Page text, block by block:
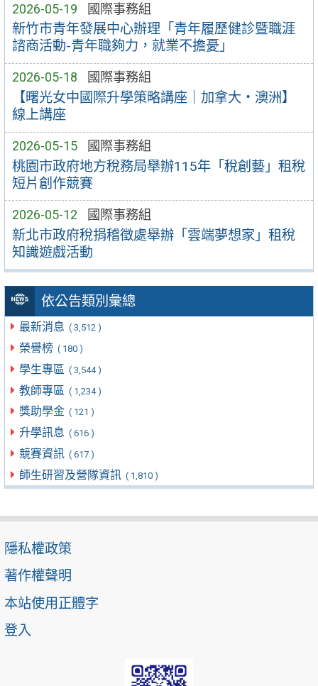
2026-05-19 國際事務組
新竹市青年發展中心辦理「青年履歷健診暨職涯
諮商活動-青年職夠力，就業不擔憂」
2026-05-18 國際事務組
【曙光女中國際升學策略講座｜加拿大・澳洲】
線上講座
2026-05-15 國際事務組
桃園市政府地方稅務局舉辦115年「稅創藝」租稅
短片創作競賽
2026-05-12 國際事務組
新北市政府稅捐稽徵處舉辦「雲端夢想家」租稅
知識遊戲活動
依公告類別彙總
最新消息 ( 3,512 )
榮譽榜 ( 180 )
學生專區 ( 3,544 )
教師專區 ( 1,234 )
獎助學金 ( 121 )
升學訊息 ( 616 )
競賽資訊 ( 617 )
師生研習及營隊資訊 ( 1,810 )
隱私權政策
著作權聲明
本站使用正體字
登入